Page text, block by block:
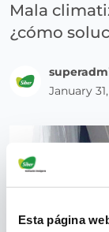
Esta página
Mala
¿cómo
January